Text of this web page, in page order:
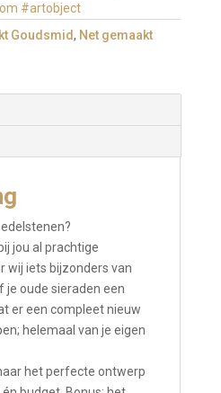
#artobject
Goudsmid, Net gemaakt
jou al prachtige
wij iets bijzonders van
je oude sieraden een
er een compleet nieuw
helemaal van je eigen
het perfecte ontwerp